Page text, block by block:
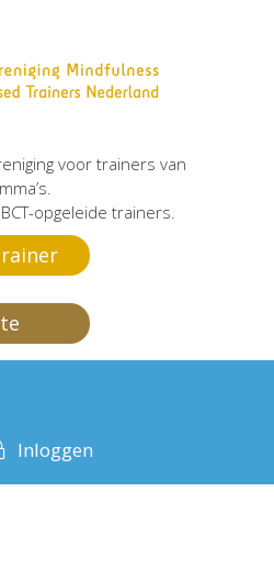
voor trainers van
opgeleide trainers.
Inloggen